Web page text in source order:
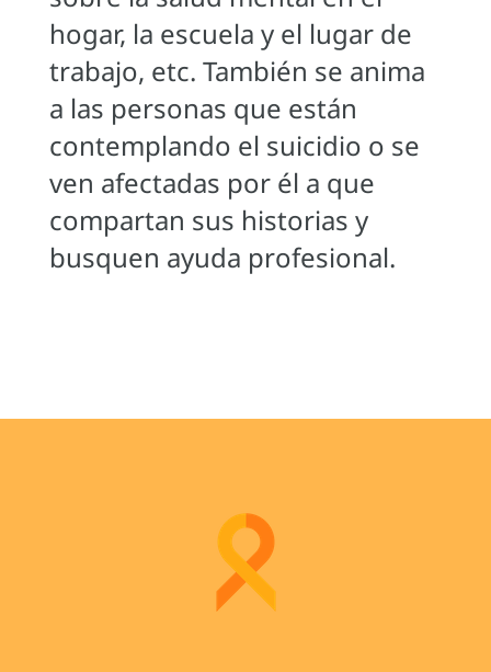
hogar, la escuela y el lugar de
trabajo, etc. También se anima
a las personas que están
contemplando el suicidio o se
ven afectadas por él a que
compartan sus historias y
busquen ayuda profesional.